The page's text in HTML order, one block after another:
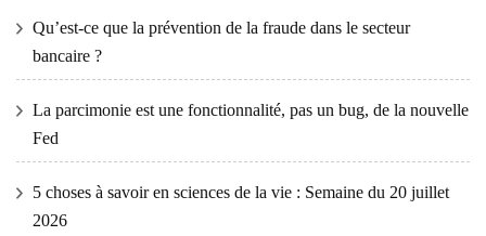
Qu’est-ce que la prévention de la fraude dans le secteur
bancaire ?
La parcimonie est une fonctionnalité, pas un bug, de la nouvelle
Fed
5 choses à savoir en sciences de la vie : Semaine du 20 juillet
2026